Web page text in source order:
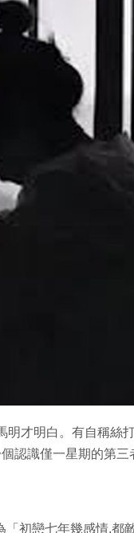
才明白。有自稱絲
認識僅一星期的第三
初戀七年幾感情,都